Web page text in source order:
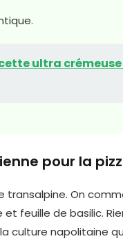
ultra
pour la
On
feuille de basilic.
culture napolitaine